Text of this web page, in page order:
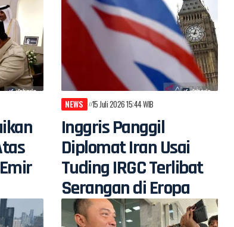
NEWS 15 Juli 2026 15:44 WIB
Inggris Panggil
Diplomat Iran Usai
Tuding IRGC Terlibat
Serangan di Eropa